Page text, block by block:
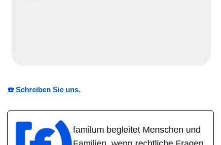
☎️ Schreiben Sie uns.
familum begleitet Menschen und